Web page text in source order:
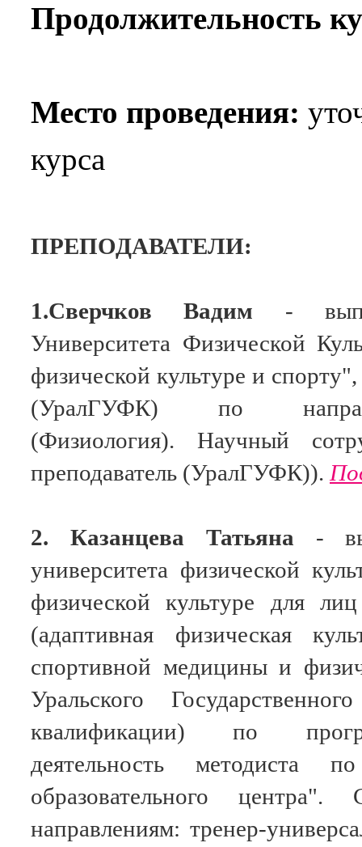
Продолжительность
Место проведения:
курса
ПРЕПОДАВАТЕЛИ:
1.Сверчков Вадим - в
Университета Физической
физической культуре и
(УралГУФК) по
(Физиология).Научный
преподаватель (УралГУФК)).
2. Казанцева Татьяна - в
университета физической
физической культуре для
(адаптивная физическая
спортивной медицины и
Уральского
квалификации) по
деятельность методиста
образовательного
направлениям: тренер-